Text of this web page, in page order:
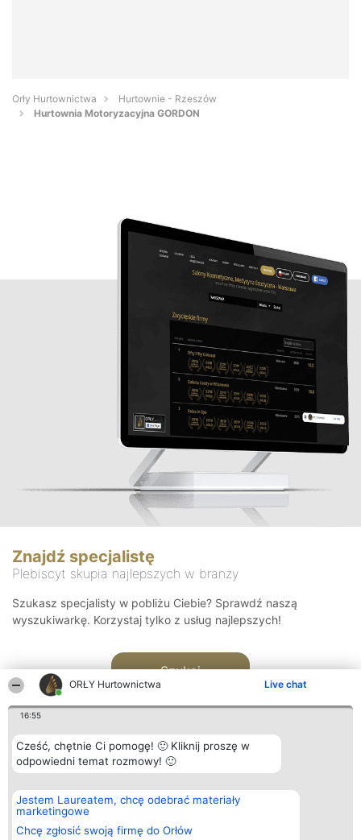
ORŁY Hurtownictwa Live chat
16:55
Cześć, chętnie Ci pomogę! 🙂 Kliknij proszę w
odpowiedni temat rozmowy! 🙂
Jestem Laureatem, chcę odebrać materiały
marketingowe
Chcę zgłosić swoją firmę do Orłów
Orły Hurtownictwa
Hurtownie - Rzeszów
Hurtownia Motoryzacyjna GORDON
Znajdź specjalistę
Plebiscyt skupia najlepszych w branży
Szukasz specjalisty w pobliżu Ciebie? Sprawdź naszą
wyszukiwarkę. Korzystaj tylko z usług najlepszych!
Szukaj
Organizator plebiscytu
Bright Side Solutions sp. z o.
o. sp. k.
ul. Ruska 22
Wrocław 50-079
Plebiscyt
Laureaci
wszystkich
Laureatów
Kontakt
Kontakt